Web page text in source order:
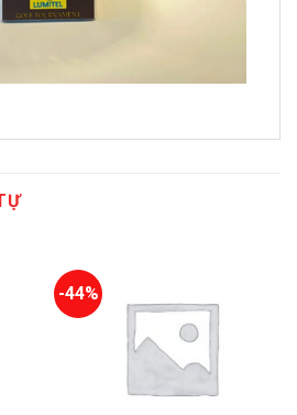
-44%